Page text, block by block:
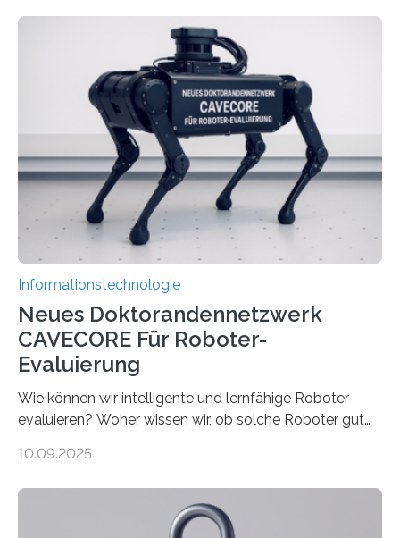
stellt die heutige Computertechnik vor
Herausforderungen. Herkömmliche Silizium-
Prozessoren stoßen an ihre Grenzen: Sie verbrauchen
viel Energie, die Speicher- und Verarbeitungseinheiten
sind voneinander getrennt und die Datenübertragung
bremst komplexe Anwendungen aus. Da KI-Modelle
immer größer werden und riesige Datenmengen
verarbeiten müssen, steigt der Bedarf an neuen
Rechenarchitekturen. Neben Quantencomputern
rücken dabei insbesondere…
Informationstechnologie
Neues Doktorandennetzwerk
CAVECORE Für Roboter-
Evaluierung
Wie können wir intelligente und lernfähige Roboter
evaluieren? Woher wissen wir, ob solche Roboter gut
sich CAVECORE – ein neues Marie Skłodowska-Curie
koordiniert wird. Ab dem 1. September werden sich
über einen Zeitraum von vier Jahren insgesamt 15
10.09.2025